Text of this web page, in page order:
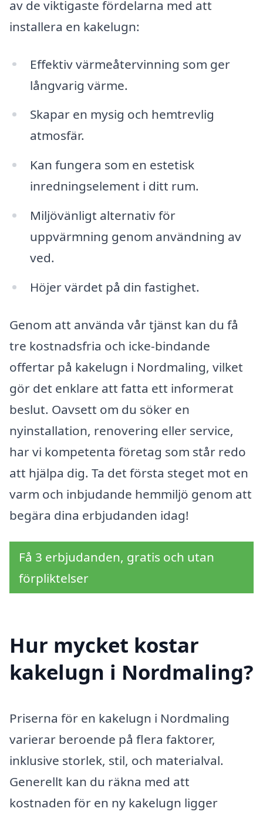
av de viktigaste fördelarna med att
installera en kakelugn:
Effektiv värmeåtervinning som ger
långvarig värme.
Skapar en mysig och hemtrevlig
atmosfär.
Kan fungera som en estetisk
inredningselement i ditt rum.
Miljövänligt alternativ för
uppvärmning genom användning av
ved.
Höjer värdet på din fastighet.
Genom att använda vår tjänst kan du få
tre kostnadsfria och icke-bindande
offertar på kakelugn i Nordmaling, vilket
gör det enklare att fatta ett informerat
beslut. Oavsett om du söker en
nyinstallation, renovering eller service,
har vi kompetenta företag som står redo
att hjälpa dig. Ta det första steget mot en
varm och inbjudande hemmiljö genom att
begära dina erbjudanden idag!
Få 3 erbjudanden, gratis och utan
förpliktelser
Hur mycket kostar
kakelugn i Nordmaling?
Priserna för en kakelugn i Nordmaling
varierar beroende på flera faktorer,
inklusive storlek, stil, och materialval.
Generellt kan du räkna med att
kostnaden för en ny kakelugn ligger